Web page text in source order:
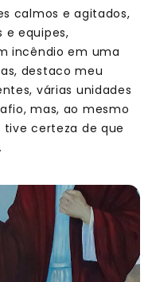
calmos e agitados,
e equipes,
incêndio em uma
destaco meu
várias unidades
mas, ao mesmo
tive certeza de que